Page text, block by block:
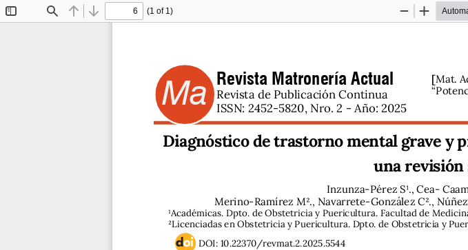
Find Previous
Next
(1 of 1)
Zoom
Zoom
Revista Matronería Actual
Revista de Publicación Continua
ISSN: 2452-5820, Nro. 2 - Año: 2025
[Mat.
Ma
Diagnóstico de trastorno mental grave y
una revisión
Inzunza-Pérez S1., Cea-
Merino-Ramírez M2., Navarrete-González C2.,
1Académicas. Dpto. de Obstetricia y Puericultura. Facultad de
2Licenciadas en Obstetricia y Puericultura. Dpto. de Obstetricia y
DOI: 10.22370/revmat.2.2025.5544